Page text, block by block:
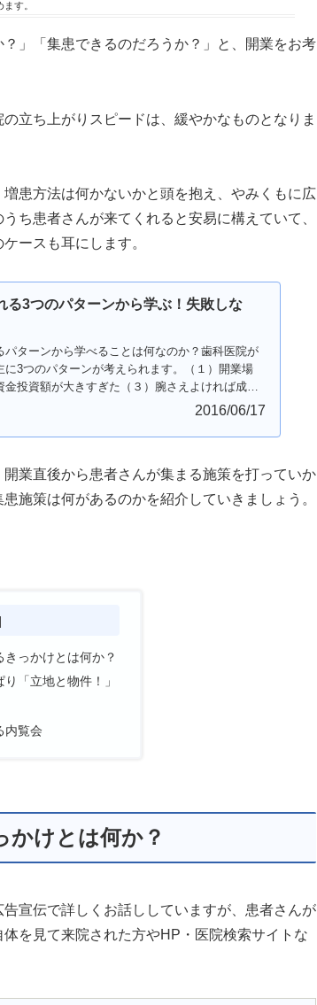
す。
」「集患できるのだろうか？」と、開業をお考
立ち上がりスピードは、緩やかなものとなりま
患方法は何かないかと頭を抱え、やみくもに広
ち患者さんが来てくれると安易に構えていて、
ースも耳にします。
る3つのパターンから学ぶ！失敗しな
ターンから学べることは何なのか？歯科医院が
3つのパターンが考えられます。（１）開業場
投資額が大きすぎた（３）腕さえよければ成功
2016/06/17
業直後から患者さんが集まる施策を打っていか
施策は何があるのかを紹介していきましょう。
っかけとは何か？
「立地と物件！」
内覧会
かけとは何か？
告宣伝で詳しくお話ししていますが、患者さんが
を見て来院された方やHP・医院検索サイトな